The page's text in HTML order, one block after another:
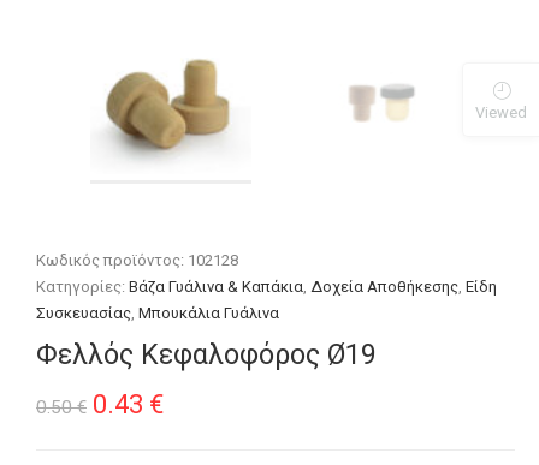
Κωδικός προϊόντος: 102128
Κατηγορίες:Βάζα Γυάλινα & Καπάκια Δοχεία Αποθήκεσης ,Είδη
Συσκευασίας ,Μπουκάλια Γυάλινα
Φελλός Κεφαλοφόρος Ø19
0.50€ Original
0.43 €Η
Viewed